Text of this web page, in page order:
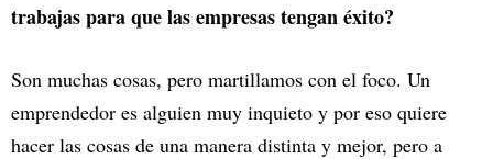
trabajas para que las empresas tengan éxito?
Son muchas cosas, pero martillamos con el foco. Un
emprendedor es alguien muy inquieto y por eso quiere
hacer las cosas de una manera distinta y mejor, pero a